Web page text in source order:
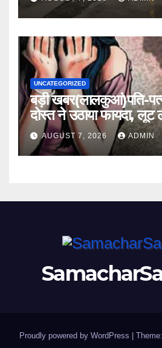
UNCATEGORIZED
बड़ी खबर(लालकुआं)पति-
दोस्त ने उठाया फायदा,
AUGUST 7, 2026 ADMIN
Proudly powered by WordPress |